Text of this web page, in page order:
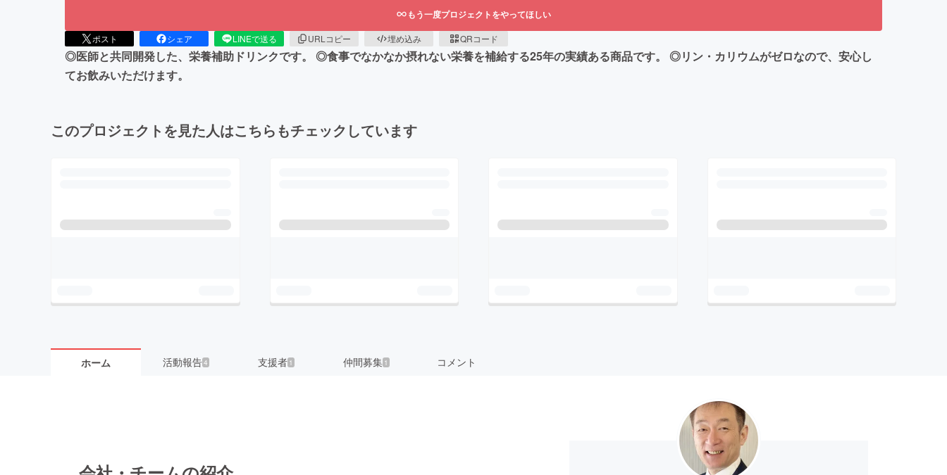
もう一度プロジェクトをやってほしい
ポスト シェア LINEで送る URLコピー 埋め込み QRコード
◎医師と共同開発した、栄養補助ドリンクです。 ◎食事でなかなか摂れない栄養を補給する25年の実績ある商品です。 ◎リン・カリウムがゼロなので、安心し
てお飲みいただけます。
このプロジェクトを見た人はこちらもチェックしています
ホーム 活動報告4 支援者 1 仲間募集 1 コメント